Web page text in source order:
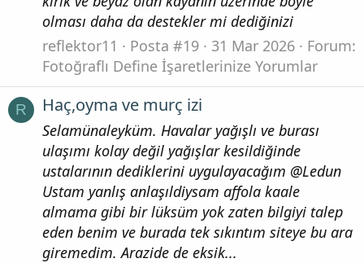
olması daha da destekler mi dediğinizi
reflektor11
Posta #19 31 Mar 2026
Forum:
Fotoğraflı Define İşaretlerinize Yorumlar
R Haç,oyma ve murç izi
Selamünaleyküm. Havalar yağışlı ve burası
ulaşımı kolay değil yağışlar kesildiğinde
ustalarının dediklerini uygulayacağım @Ledun
Ustam yanlış anlaşıldiysam affola kaale
almama gibi bir lüksüm yok zaten bilgiyi talep
eden benim ve burada tek sıkıntım siteye bu ara
giremedim. Arazide de eksik...